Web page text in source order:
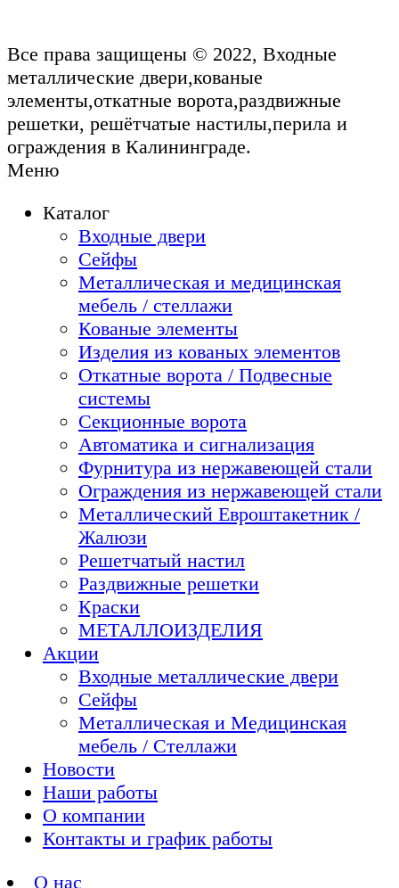
Все права защищены © 2022, Входные
металлические двери,кованые
элементы,откатные ворота,раздвижные
решетки, решётчатые настилы,перила и
ограждения в Калининграде.
Меню
Каталог
Входные двери
Сейфы
Металлическая и медицинская
мебель / стеллажи
Кованые элементы
Изделия из кованых элементов
Откатные ворота / Подвесные
системы
Секционные ворота
Автоматика и сигнализация
Фурнитура из нержавеющей стали
Ограждения из нержавеющей стали
Металлический Евроштакетник /
Жалюзи
Решетчатый настил
Раздвижные решетки
Краски
МЕТАЛЛОИЗДЕЛИЯ
Акции
Входные металлические двери
Сейфы
Металлическая и Медицинская
мебель / Стеллажи
Новости
Наши работы
О компании
Контакты и график работы
О нас